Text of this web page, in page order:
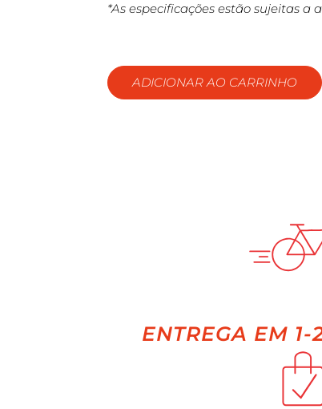
*As especificações estão sujeitas a
ADICIONAR AO CARRINHO
ENTREGA EM